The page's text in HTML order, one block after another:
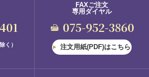
く）
FAXご注文
専用ダイヤル
075-952-3860
注文用紙(PDF)はこちら